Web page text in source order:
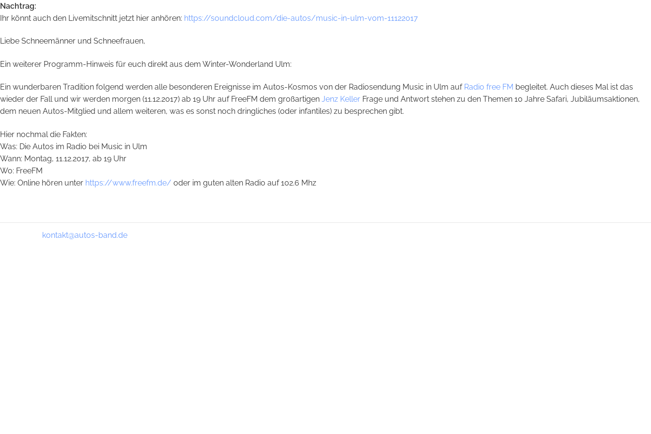
Nachtrag:
Ihr könnt auch den Livemitschnitt jetzt hier anhören: https://soundcloud.com/die-autos/music-in-ulm-vom-11122017
Liebe Schneemänner und Schneefrauen,
Ein weiterer Programm-Hinweis für euch direkt aus dem Winter-Wonderland Ulm:
Ein wunderbaren Tradition folgend werden alle besonderen Ereignisse im Autos-Kosmos von der Radiosendung Music in Ulm auf Radio free FM begleitet. Auch dieses Mal ist das
wieder der Fall und wir werden morgen (11.12.2017) ab 19 Uhr auf FreeFM dem großartigen Jenz Keller Frage und Antwort stehen zu den Themen 10 Jahre Safari, Jubiläumsaktionen,
dem neuen Autos-Mitglied und allem weiteren, was es sonst noch dringliches (oder infantiles) zu besprechen gibt.
Hier nochmal die Fakten:
Was: Die Autos im Radio bei Music in Ulm
Wann: Montag, 11.12.2017, ab 19 Uhr
Wo: FreeFM
Wie: Online hören unter https://www.freefm.de/ oder im guten alten Radio auf 102.6 Mhz
kontakt@autos-band.de